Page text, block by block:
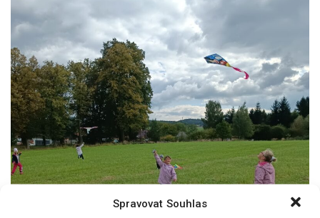
Spravovat Souhlas